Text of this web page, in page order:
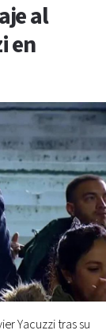
al
en
Yacuzzi tras su